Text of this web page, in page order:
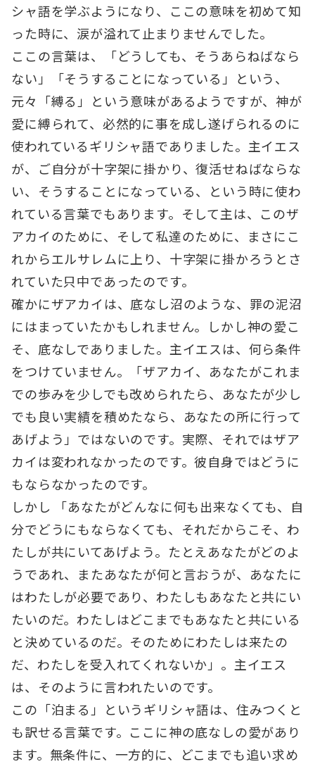
シャ語を学ぶようになり、ここの意味を初めて知
った時に、涙が溢れて止まりませんでした。
ここの言葉は、「どうしても、そうあらねばなら
ない」「そうすることになっている」という、
元々「縛る」という意味があるようですが、神が
愛に縛られて、必然的に事を成し遂げられるのに
使われているギリシャ語でありました。主イエス
が、ご自分が十字架に掛かり、復活せねばならな
い、そうすることになっている、という時に使わ
れている言葉でもあります。そして主は、このザ
アカイのために、そして私達のために、まさにこ
れからエルサレムに上り、十字架に掛かろうとさ
れていた只中であったのです。
確かにザアカイは、底なし沼のような、罪の泥沼
にはまっていたかもしれません。しかし神の愛こ
そ、底なしでありました。主イエスは、何ら条件
をつけていません。「ザアカイ、あなたがこれま
での歩みを少しでも改められたら、あなたが少し
でも良い実績を積めたなら、あなたの所に行って
あげよう」ではないのです。実際、それではザア
カイは変われなかったのです。彼自身ではどうに
もならなかったのです。
しかし 「あなたがどんなに何も出来なくても、自
分でどうにもならなくても、それだからこそ、わ
たしが共にいてあげよう。たとえあなたがどのよ
うであれ、またあなたが何と言おうが、あなたに
はわたしが必要であり、わたしもあなたと共にい
たいのだ。わたしはどこまでもあなたと共にいる
と決めているのだ。そのためにわたしは来たの
だ、わたしを受入れてくれないか」。主イエス
は、そのように言われたいのです。
この「泊まる」というギリシャ語は、住みつくと
も訳せる言葉です。ここに神の底なしの愛があり
ます。無条件に、一方的に、どこまでも追い求め